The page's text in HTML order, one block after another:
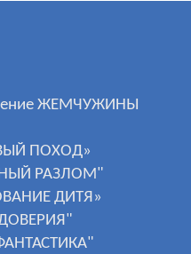
ЖЕМЧУЖИНЫ
ПОХОД»
РАЗЛОМ"
ДИТЯ»